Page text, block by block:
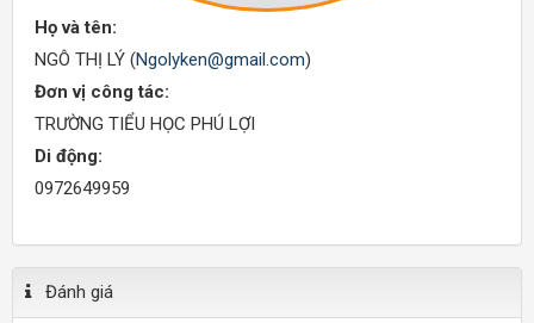
Họ và tên:
NGÔ THỊ LÝ (Ngolyken@gmail.com)
Đơn vị công tác:
TRƯỜNG TIỂU HỌC PHÚ LỢI
Di động:
0972649959
Đánh giá